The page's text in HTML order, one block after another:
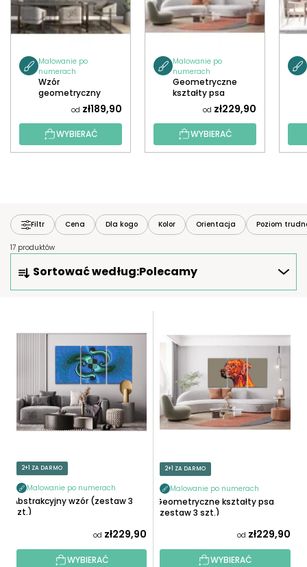
Malowanie po
numerach
Wzór
geometryczny
(zestaw 2 szt.)
od zł189,90
WYBIERAĆ
Malowanie po
numerach
Geometryczne
kształty psa
(zestaw 3 szt.)
od zł229,90
WYBIERAĆ
Filtr Cena Dla kogo Kolor Orientacja Poziom
17 produktów
O
R
P
O
D
U
K
Sortować według:Polecamy
P
O
U
K
T
Ó
2+1 ZA DARMO
Malowanie po numerach
Abstrakcyjny wzór (zestaw 3
szt.)
od zł229,90
WYBIERAĆ
2+1 ZA DARMO
Malowanie po numerach
Geometryczne kształty psa
(zestaw 3 szt.)
od zł229,90
WYBIERAĆ